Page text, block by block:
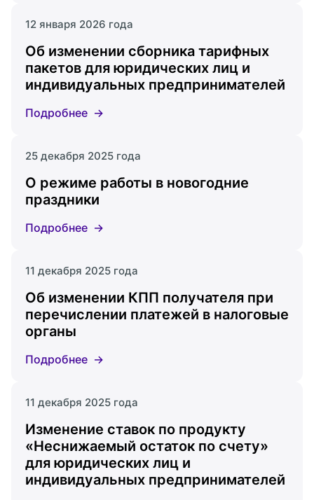
12 января 2026 года
Об изменении сборника тарифных
пакетов для юридических лиц и
индивидуальных предпринимателей
Подробнее
25 декабря 2025 года
О режиме работы в новогодние
праздники
Подробнее
11 декабря 2025 года
Об изменении КПП получателя при
перечислении платежей в налоговые
органы
Подробнее
11 декабря 2025 года
Изменение ставок по продукту
«Неснижаемый остаток по счету»
для юридических лиц и
индивидуальных предпринимателей